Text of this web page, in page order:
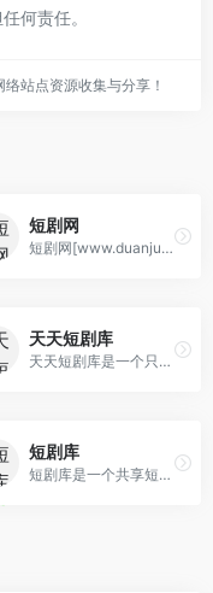
何责任。
站点资源收集与分享！
短剧网
短剧网[www.duanju001.com]提供最全的最新网络短剧,热门短剧,重生短剧,家庭短剧,逆袭短剧,穿越短剧,都市短剧,古装短剧,爽文短剧
天天短剧库
天天短剧库是一个只专注提供夸克网盘影视资源分享的「文档」，不是一个网站形式，但可以通过查询或目录进行浏览，目前已经更新有7000余部国产影视剧资源。
短剧库
短剧库是一个共享短剧资源的免费网站